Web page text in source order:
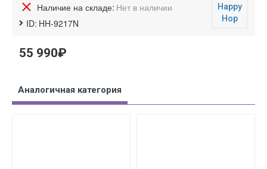
Наличие на складе: Нет в наличии
ID: HH-9217N
Happy
Hop
55 990₽
Аналогичная категория